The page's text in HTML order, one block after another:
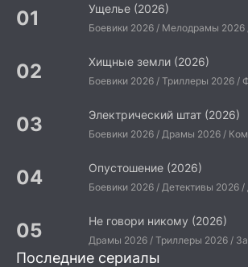
Ущелье (2026)
Хищные земли (2026)
Электрический штат (2026)
Опустошение (2026)
Не говори никому (2026)
Последние сериалы